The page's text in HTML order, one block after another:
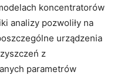
koncentratorów
analizy pozwoliły na
urządzenia
z
parametrów